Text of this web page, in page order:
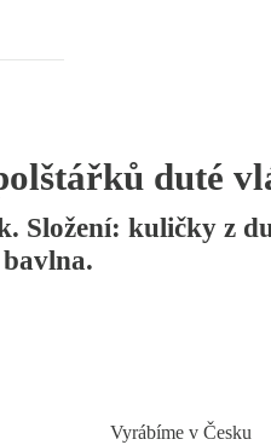
duté
Složení: kuličky z
Vyrábíme v Česku